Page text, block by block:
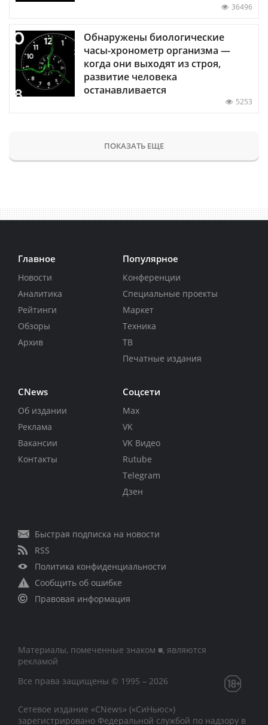
36496
Обнаружены биологические
часы-хронометр организма —
когда они выходят из строя,
развитие человека
останавливается
5253
ПОКАЗАТЬ ЕЩЕ
Главное
Новости
Аналитика
Рейтинги
Обзоры
Архив
Популярное
Конференции
Специальные проекты
Маркет
Техника
ТВ
Печатные издания
CNews
Об издании
Реклама
Вакансии
Контакты
Соцсети
Max
VK
VK Видео
Rutube
Telegram
Дзен
Быстрая подписка на новости
RSS
Политика конфиденциальности
Сообщить об ошибке
Правовая информация
Материалы, помеченные знаком ■, являются
рекламой
Все права защищены © 1995 – 2026
Сетевое издание «CNews» («СиНьюс»)
зарегистрировано Федеральной службой по надзору в